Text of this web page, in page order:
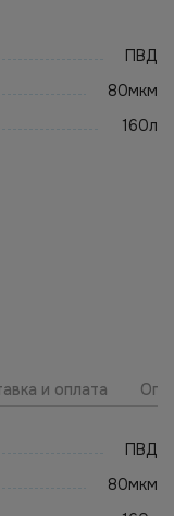
ПВД
80мкм
160л
и оплата
ПВД
80мкм